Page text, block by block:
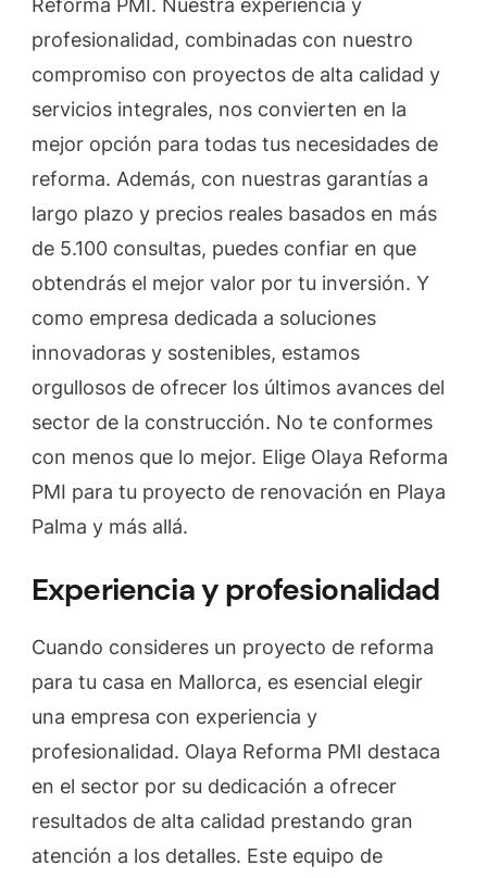
Reforma
PMI
para
reforma
en
Mallorca?
Reforma PMI. Nuestra experiencia y
profesionalidad, combinadas con nuestro
compromiso con proyectos de alta calidad y
servicios integrales, nos convierten en la
mejor opción para todas tus necesidades de
reforma. Además, con nuestras garantías a
largo plazo y precios reales basados en más
de 5.100 consultas, puedes confiar en que
obtendrás el mejor valor por tu inversión. Y
como empresa dedicada a soluciones
innovadoras y sostenibles, estamos
orgullosos de ofrecer los últimos avances del
sector de la construcción. No te conformes
con menos que lo mejor. Elige Olaya Reforma
PMI para tu proyecto de renovación en Playa
Palma y más allá.
Experiencia y profesionalidad
Cuando consideres un proyecto de reforma
para tu casa en Mallorca, es esencial elegir
una empresa con experiencia y
profesionalidad. Olaya Reforma PMI destaca
en el sector por su dedicación a ofrecer
resultados de alta calidad prestando gran
atención a los detalles. Este equipo de